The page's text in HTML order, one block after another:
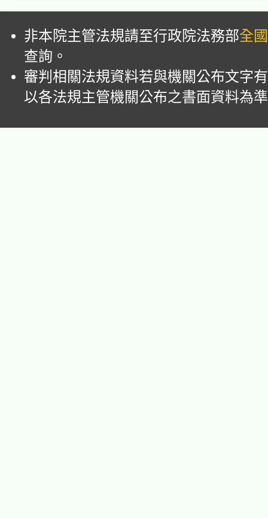
非本院主管法規請至行政院法務部全
查詢。
審判相關法規資料若與機關公布文字
以各法規主管機關公布之書面資料為